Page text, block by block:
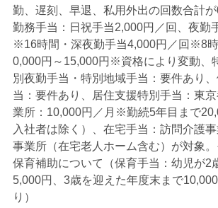
勤、遅刻、早退、私用外出の回数合計
勤務手当：日祝手当2,000円／回、夜勤
※16時間・深夜勤手当4,000円／回※8
0,000円～15,000円※資格により変動、
別夜勤手当・特別地域手当：要件あり
当：要件あり、居住支援特別手当：東
業所：10,000円／月※勤続5年目まで
入社者は除く）、在宅手当：訪問介護
事業所（在宅老人ホーム含む）が対象。
保育補助について（保育手当：幼児が2
5,000円、3歳を迎えた年度末まで
り）